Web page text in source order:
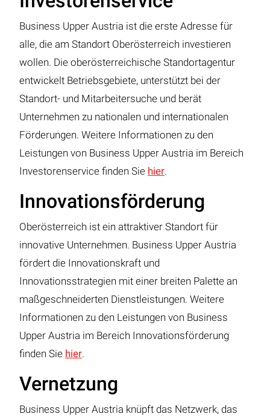
Business Upper Austria ist die erste Adresse für
alle, die am Standort Oberösterreich investieren
wollen. Die oberösterreichische Standortagentur
entwickelt Betriebsgebiete, unterstützt bei der
Standort- und Mitarbeitersuche und berät
Unternehmen zu nationalen und internationalen
Förderungen. Weitere Informationen zu den
Leistungen von Business Upper Austria im Bereich
Investorenservice finden Sie hier.
Innovationsförderung
Oberösterreich ist ein attraktiver Standort für
innovative Unternehmen. Business Upper Austria
fördert die Innovationskraft und
Innovationsstrategien mit einer breiten Palette an
maßgeschneiderten Dienstleistungen. Weitere
Informationen zu den Leistungen von Business
Upper Austria im Bereich Innovationsförderung
finden Sie hier.
Vernetzung
Business Upper Austria knüpft das Netzwerk, das